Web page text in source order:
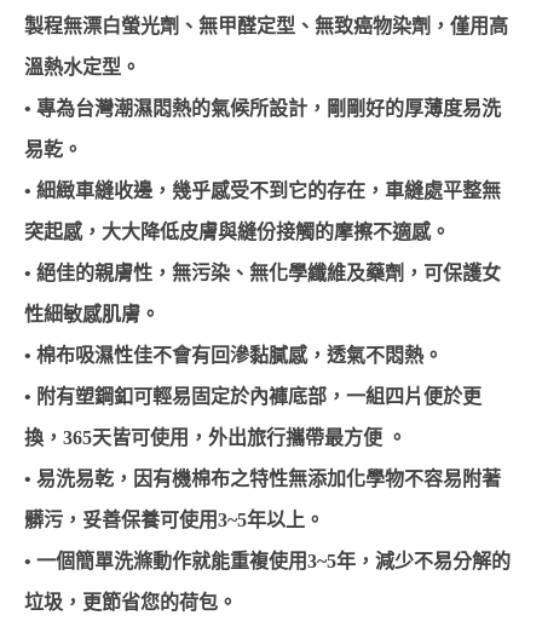
製程無漂白螢光劑、無甲醛定型、無致癌物染劑，僅用高
溫熱水定型。
• 專為台灣潮濕悶熱的氣候所設計，剛剛好的厚薄度易洗
易乾。
• 細緻車縫收邊，幾乎感受不到它的存在，車縫處平整無
突起感，大大降低皮膚與縫份接觸的摩擦不適感。
• 絕佳的親膚性，無污染、無化學纖維及藥劑，可保護女
性細敏感肌膚。
• 棉布吸濕性佳不會有回滲黏膩感，透氣不悶熱。
• 附有塑鋼釦可輕易固定於內褲底部，一組四片便於更
換，365天皆可使用，外出旅行攜帶最方便 。
• 易洗易乾，因有機棉布之特性無添加化學物不容易附著
髒污，妥善保養可使用3~5年以上。
• 一個簡單洗滌動作就能重複使用3~5年，減少不易分解的
垃圾，更節省您的荷包。